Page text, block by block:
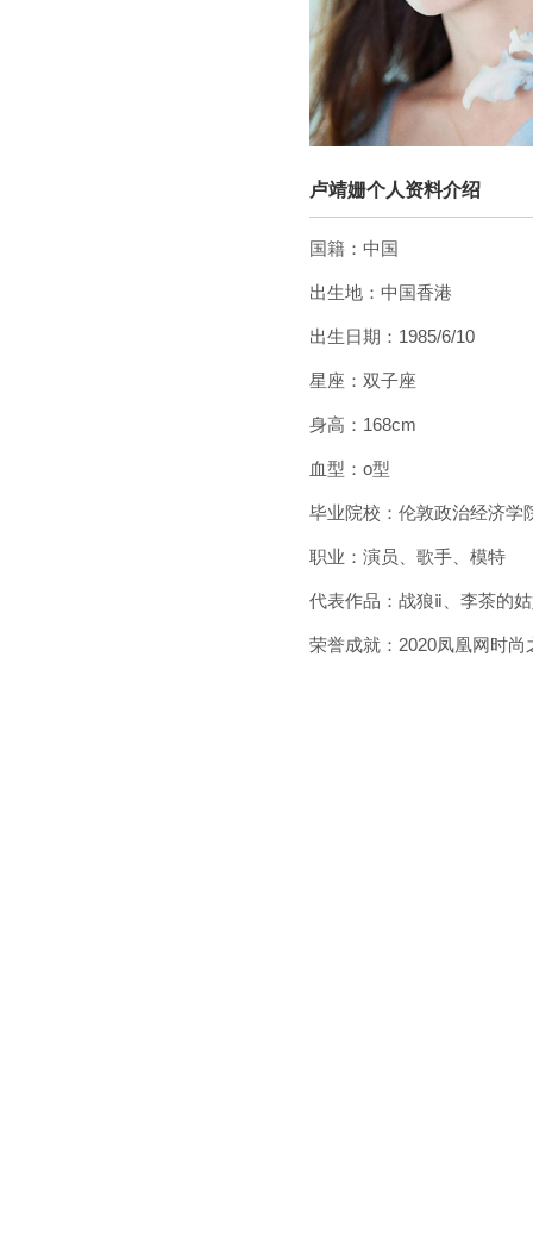
卢靖姗个人资料介绍
国籍：中国
出生地：中国香港
出生日期：1985/6/10
星座：双子座
身高：168cm
血型：o型
毕业院校：伦敦政治经济学
职业：演员、歌手、模特
代表作品：战狼ⅱ、李茶的
荣誉成就：2020凤凰网时